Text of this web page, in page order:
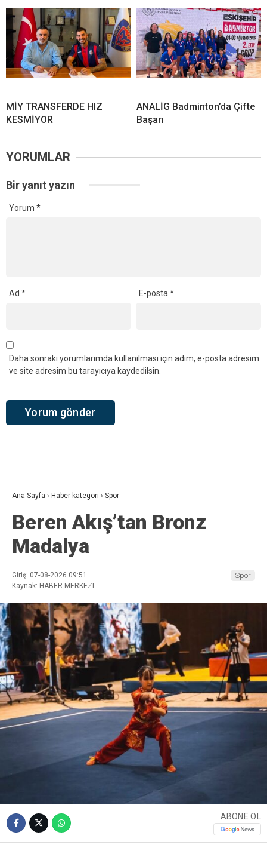
MİY TRANSFERDE HIZ
KESMİYOR
ANALİG Badminton’da Çifte
Başarı
YORUMLAR
Bir yanıt yazın
Yorum *
Ad * E-posta*
Daha sonraki yorumlarımda kullanılması için adım, e-posta adresim
ve site adresim bu tarayıcıya kaydedilsin.
Ana Sayfa › Haber kategori › Spor
Beren Akış’tan Bronz
Madalya
Giriş: 07-08-2026 09:51
Kaynak: HABER MERKEZI
Spor
ABONE OL